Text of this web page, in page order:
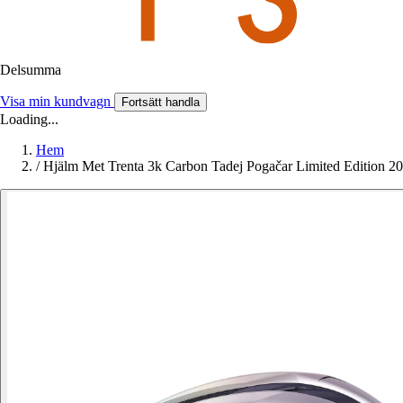
Delsumma
Visa min kundvagn Fortsätt handla
Loading...
Hem
/ Hjälm Met Trenta 3k Carbon Tadej Pogačar Limited Edition